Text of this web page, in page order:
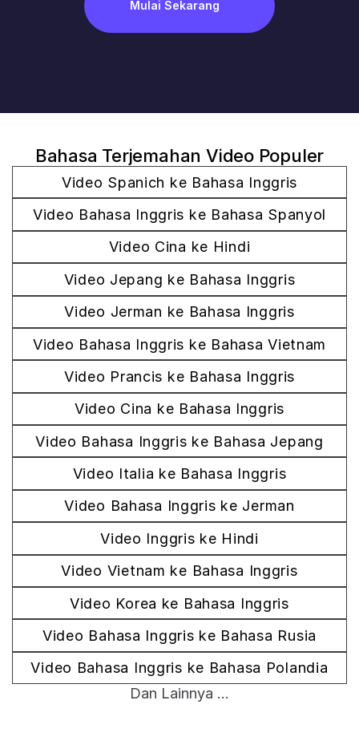
Mulai Sekarang
Bahasa Terjemahan Video Populer
Video Spanich ke Bahasa Inggris
Video Bahasa Inggris ke Bahasa Spanyol
Video Cina ke Hindi
Video Jepang ke Bahasa Inggris
Video Jerman ke Bahasa Inggris
Video Bahasa Inggris ke Bahasa Vietnam
Video Prancis ke Bahasa Inggris
Video Cina ke Bahasa Inggris
Video Bahasa Inggris ke Bahasa Jepang
Video Italia ke Bahasa Inggris
Video Bahasa Inggris ke Jerman
Video Inggris ke Hindi
Video Vietnam ke Bahasa Inggris
Video Korea ke Bahasa Inggris
Video Bahasa Inggris ke Bahasa Rusia
Video Bahasa Inggris ke Bahasa Polandia
Dan Lainnya ...